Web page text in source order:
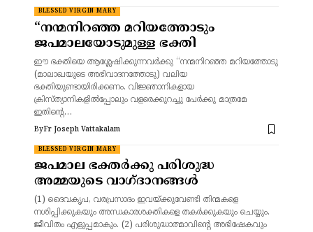
BLESSED VIRGIN MARY
“നന്മനിറഞ്ഞ മറിയത്തോടും
ജപമാലയോടുമുള്ള ഭക്തി
ഈ ഭക്തിയെ ആശ്ലേഷിക്കുന്നവർക്കു “നന്മനിറഞ്ഞ മറിയത്തോടു
(മാലാഖയുടെ അഭിവാദനത്തോടു) വലിയ
ഭക്തിയുണ്ടായിരിക്കണം. വിജ്ഞാനികളായ
ക്രിസ്ത്യാനികളിൽപ്പോലും വളരെക്കുറച്ചു പേർക്കു മാത്രമേ
ഇതിന്റെ…
ByFr Joseph Vattakalam
BLESSED VIRGIN MARY
ജപമാല ഭക്തർക്കു പരിശുദ്ധ
അമ്മയുടെ വാഗ്ദാനങ്ങൾ
(1) ദൈവകൃപ, വരപ്രസാദം ഇവയ്ക്കുവേണ്ടി തിന്മകളെ
നശിപ്പിക്കുകയും അന്ധകാരശക്തികളെ തകർക്കുകയും ചെയ്യും.
ജീവിതം എളുപ്പമാകും. (2) പരിശുദ്ധാത്മാവിന്റെ അഭിഷേകവും